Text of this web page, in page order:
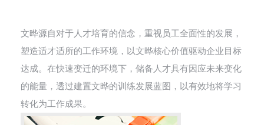
新闻中心
菁英招募
文晔源自对于人才培育的信念，重视员工全面性的发展，
塑造适才适所的工作环境，以文晔核心价值驱动企业目标
达成。在快速变迁的环境下，储备人才具有因应未来变化
的能量，透过建置文晔的训练发展蓝图，以有效地将学习
转化为工作成果。